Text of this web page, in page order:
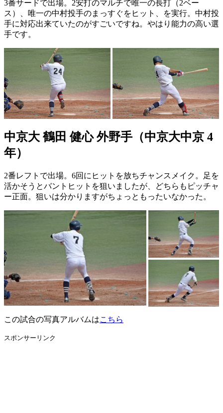
3番サードで出場。2安打のマルチで唯一の長打（2ベー
ス）、唯一の中村投手のまっすぐをヒット、を実行。中村投
手に対応出来ていたのがすごいですね。やはり能力の高い選
手です。
中京大 鶴田 健心 外野手（中京大中京 4
年）
2番レフトで出場。6回にヒットを放ちチャンスメイク。足を
活かそうとバントヒットを狙いましたが、どちらもピッチャ
ー正面。狙いは分かりますがちょっともったいなかった。
この試合の写真アルバムはこちら
スポンサーリンク